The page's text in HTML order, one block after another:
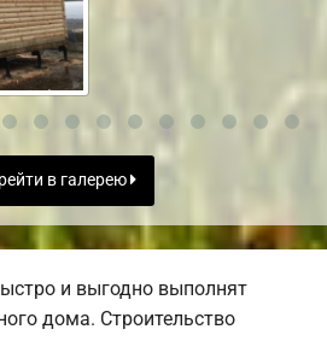
в галерею
и выгодно выполнят
дома. Строительство